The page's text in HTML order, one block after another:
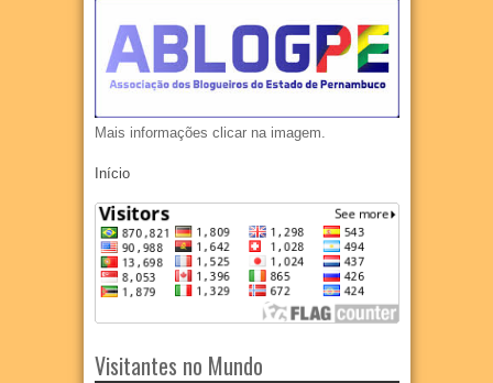
Mais informações clicar na imagem.
Início
Visitantes no Mundo